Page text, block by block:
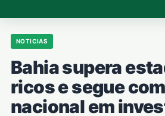
NOTICIAS
Bahia supera
ricos e segue
nacional em